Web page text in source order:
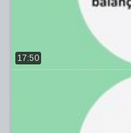
17:50